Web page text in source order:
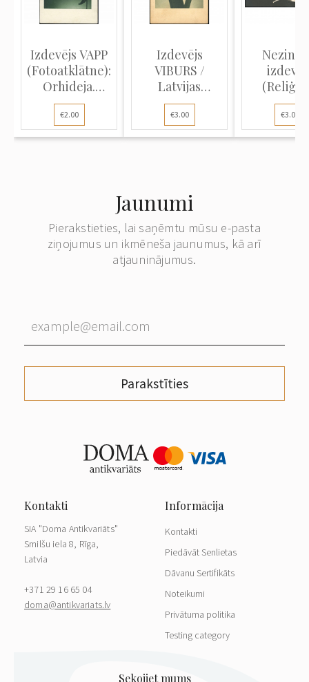
Izdevējs VAPP
(Fotoatklātne):
Orhideja.
Agrīn...
€2.00
Izdevējs
VIBURS /
Latvijas
vērtspapīru
spiest...
€3.00
Labai...
€3.00
Jaunumi
Pierakstieties, lai saņēmtu mūsu e-pasta
ziņojumus un ikmēneša jaunumus, kā arī
atjauninājumus.
Parakstīties
SIA "Doma Antikvariāts"
Smilšu iela 8, Rīga,
Latvia
+371 29 16 65 04
doma@antikvariats.lv
Kontakti
Piedāvāt Senlietas
Dāvanu Sertifikāts
Noteikumi
Privātuma politika
Testing category